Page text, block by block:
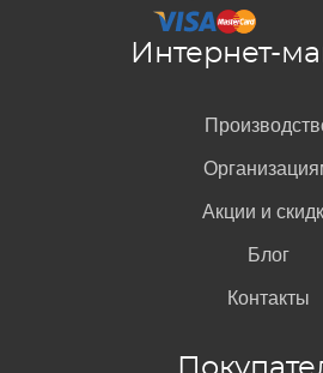
Интернет-
Акции и
Блог
Контакты